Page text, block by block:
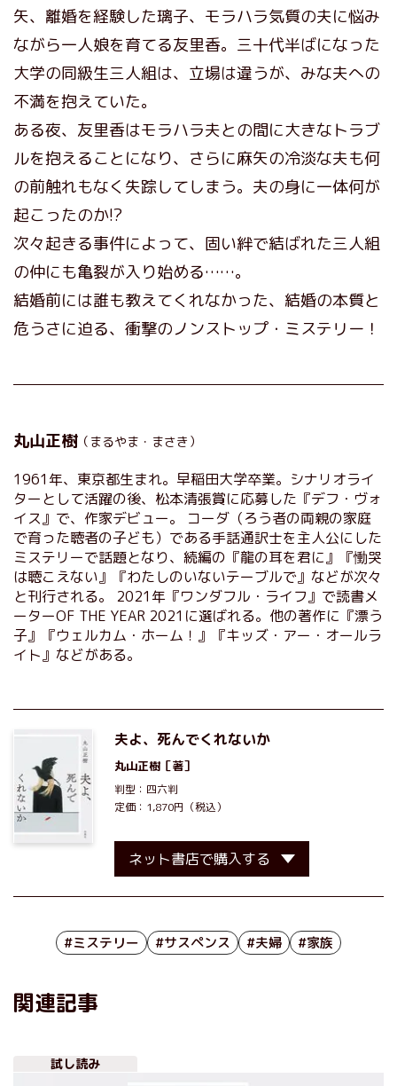
矢、離婚を経験した璃子、モラハラ気質の夫に悩み
ながら一人娘を育てる友里香。三十代半ばになった
大学の同級生三人組は、立場は違うが、みな夫への
不満を抱えていた。
ある夜、友里香はモラハラ夫との間に大きなトラブ
ルを抱えることになり、さらに麻矢の冷淡な夫も何
の前触れもなく失踪してしまう。夫の身に一体何が
起こったのか!?
次々起きる事件によって、固い絆で結ばれた三人組
の仲にも亀裂が入り始める……。
結婚前には誰も教えてくれなかった、結婚の本質と
危うさに迫る、衝撃のノンストップ・ミステリー！
丸山正樹（まるやま・まさき）
1961年、東京都生まれ。早稲田大学卒業。シナリオライ
ターとして活躍の後、松本清張賞に応募した『デフ・ヴォ
イス』で、作家デビュー。 コーダ（ろう者の両親の家庭
で育った聴者の子ども）である手話通訳士を主人公にした
ミステリーで話題となり、続編の『龍の耳を君に』『慟哭
は聴こえない』『わたしのいないテーブルで』などが次々
と刊行される。 2021年『ワンダフル・ライフ』で読書メ
ーターOF THE YEAR 2021に選ばれる。他の著作に『漂う
子』『ウェルカム・ホーム！』『キッズ・アー・オールラ
イト』などがある。
夫よ、死んでくれないか
丸山正樹 ［著］
判型：四六判
定価：1,870円（税込）
ネット書店で購入する
#ミステリー #サスペンス #夫婦 #家族
関連記事
試し読み